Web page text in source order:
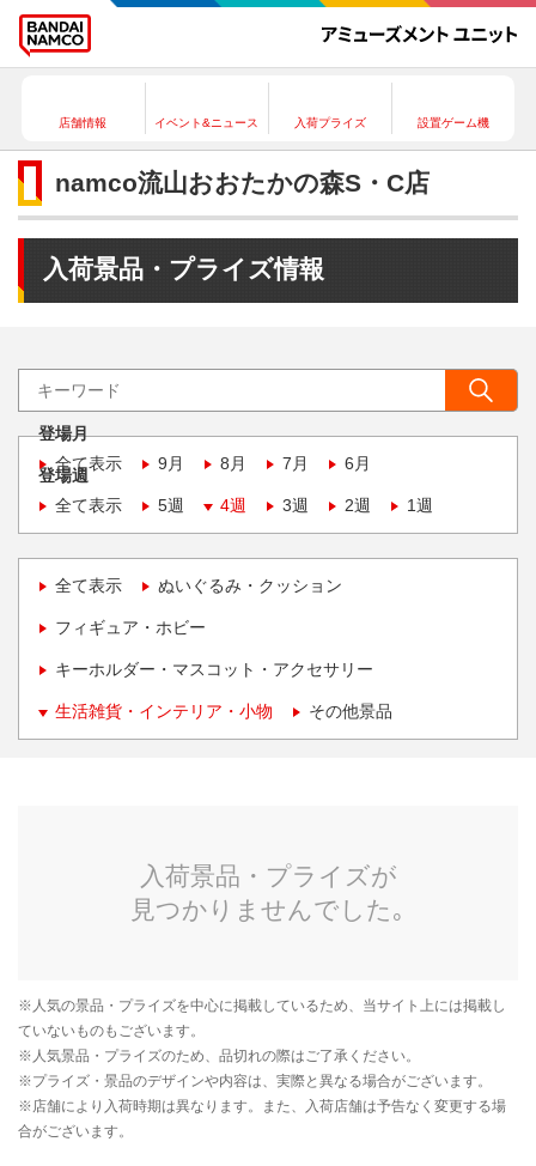
店舗情報 イベント&ニュース 入荷プライズ 設置ゲーム機
namco流山おおたかの森S・C店
入荷景品・プライズ情報
登場月
全て表示
9月 8月 7月 6月
登場週
全て表示
5週 4週 3週 2週 1週
全て表示 ぬいぐるみ・クッション
フィギュア・ホビー
キーホルダー・マスコット・アクセサリー
生活雑貨・インテリア・小物 その他景品